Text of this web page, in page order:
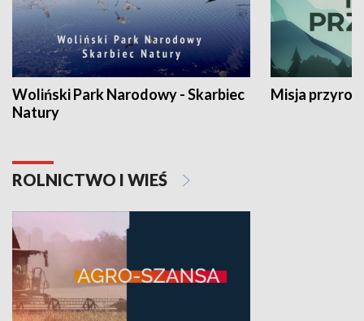
Woliński Park Narodowy - Skarbiec
Natury
Misja
ROLNICTWO I WIEŚ